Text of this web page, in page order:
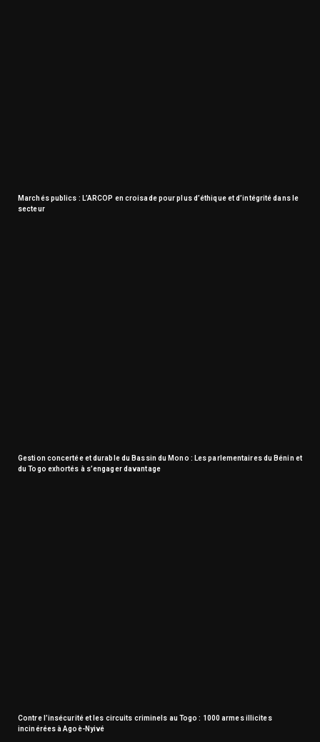
Marchés publics : L’ARCOP en croisade pour plus d’éthique et d’intégrité dans le
secteur
Gestion concertée et durable du Bassin du Mono : Les parlementaires du Bénin et
du Togo exhortés à s’engager davantage
Contre l’insécurité et les circuits criminels au Togo : 1000 armes illicites
incinérées à Agoè-Nyivé